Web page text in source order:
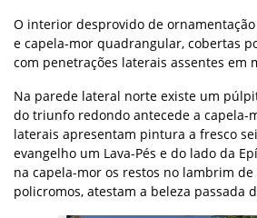
O interior desprovido de
e capela-mor quadrangular, cobertas
com penetrações laterais assentes em
Na parede lateral norte existe um
do triunfo redondo antecede a capela-
laterais apresentam pintura a fresco
evangelho um Lava-Pés e do lado da
na capela-mor os restos no lambrim
policromos, atestam a beleza passada